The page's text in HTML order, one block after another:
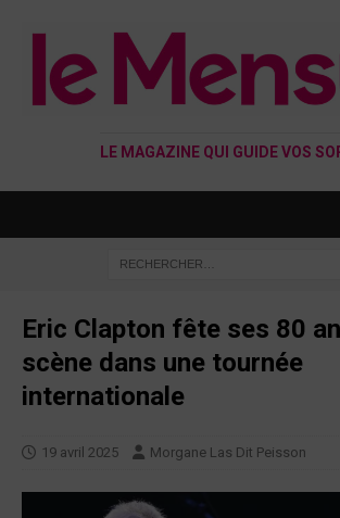
LE MAGAZINE QUI GUIDE VOS
Eric Clapton fête ses 80
scène dans une tournée
internationale
19 avril 2025 Morgane Las Dit Peisson